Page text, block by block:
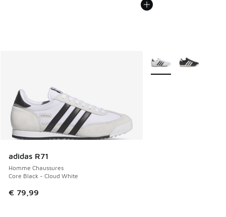
adidas R71
Homme Chaussures
Core Black - Cloud White
€ 79,99
Plus de couleurs